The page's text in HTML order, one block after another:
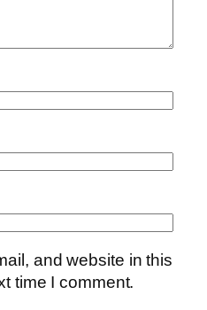
and website in this
time I comment.